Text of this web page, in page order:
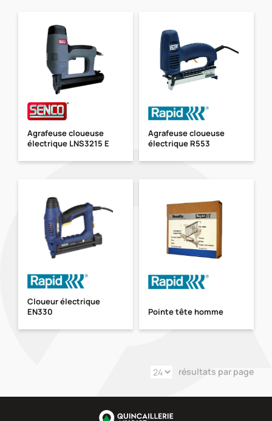
Agrafeuse cloueuse
électrique LNS3215 E
Agrafeuse cloueuse
électrique R553
Cloueur électrique
EN330
Pointe tête homme
résultats par page